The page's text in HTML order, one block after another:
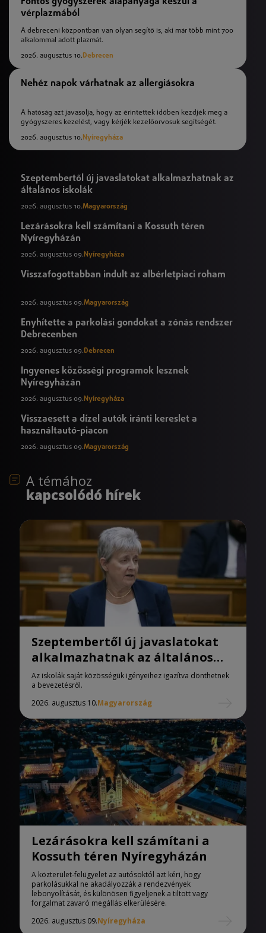
vérplazmából
A debreceni központban van olyan segítő is, aki már több mint 700
alkalommal adott plazmát.
2026. augusztus 10.Debrecen
Nehéz napok várhatnak az allergiásokra
A hatóság azt javasolja, hogy az érintettek időben kezdjék meg a
gyógyszeres kezelést, vagy kérjék kezelőorvosuk segítségét.
2026. augusztus 10. Nyíregyháza
Szeptembertől új javaslatokat alkalmazhatnak az
általános iskolák
2026. augusztus 10.Magyarország
Lezárásokra kell számítani a Kossuth téren
Nyíregyházán
2026. augusztus 09. Nyíregyháza
Visszafogottabban indult az albérletpiaci roham
2026. augusztus 09.Magyarország
Enyhítette a parkolási gondokat a zónás rendszer
Debrecenben
2026. augusztus 09.Debrecen
Ingyenes közösségi programok lesznek
Nyíregyházán
2026. augusztus 09. Nyíregyháza
Visszaesett a dízel autók iránti kereslet a
használtautó-piacon
2026. augusztus 09.Magyarország
A témához
kapcsolódó hírek
Szeptembertől új javaslatokat
alkalmazhatnak az általános
iskolák
Az iskolák saját közösségük igényeihez igazítva dönthetnek
a bevezetésről.
2026. augusztus 10.Magyarország
Lezárásokra kell számítani a
Kossuth téren Nyíregyházán
A közterület-felügyelet az autósoktól azt kéri, hogy
parkolásukkal ne akadályozzák a rendezvények
lebonyolítását, és különösen figyeljenek a tiltott vagy
forgalmat zavaró megállás elkerülésére.
2026. augusztus 09.Nyíregyháza